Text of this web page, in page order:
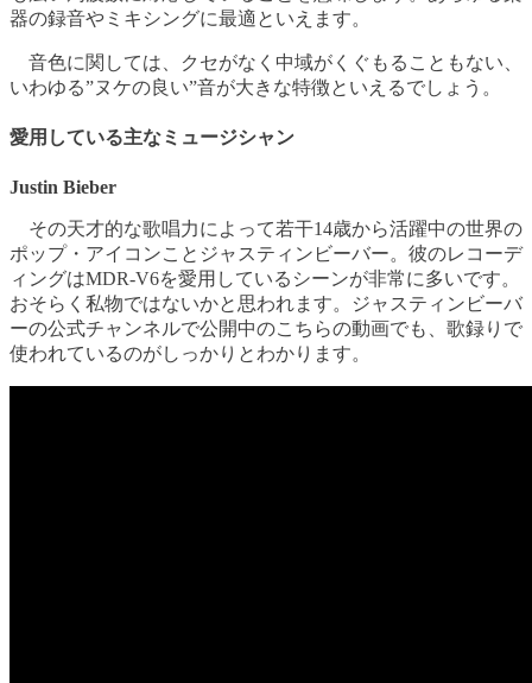
器の録音やミキシングに最適といえます。
音色に関しては、クセがなく中域がくぐもることもない、
いわゆる”ヌケの良い”音が大きな特徴といえるでしょう。
愛用している主なミュージシャン
Justin Bieber
その天才的な歌唱力によって若干14歳から活躍中の世界の
ポップ・アイコンことジャスティンビーバー。彼のレコーデ
ィングはMDR-V6を愛用しているシーンが非常に多いです。
おそらく私物ではないかと思われます。ジャスティンビーバ
ーの公式チャンネルで公開中のこちらの動画でも、歌録りで
使われているのがしっかりとわかります。